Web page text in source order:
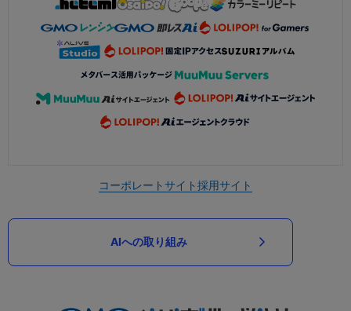
コーポレートサイト採用サイト
AIへの取り組み